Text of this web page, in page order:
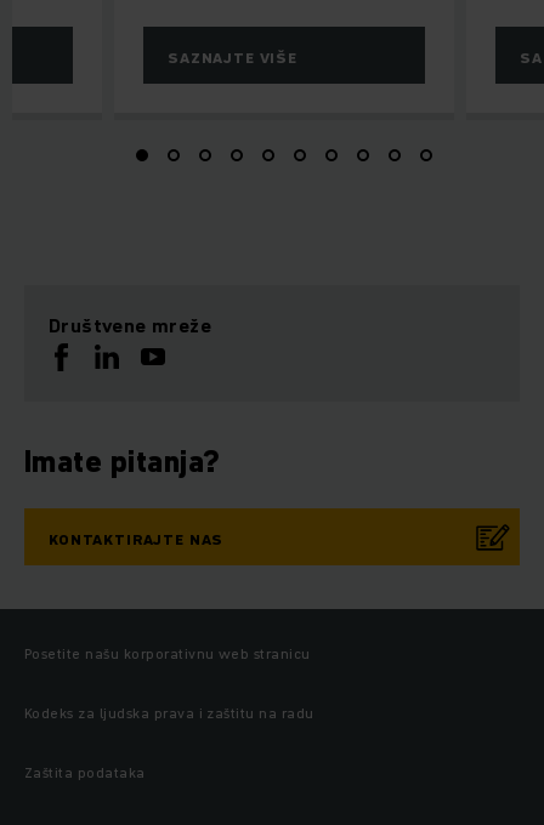
SAZNAJTE VIŠE
Društvene mreže
Imate pitanja?
KONTAKTIRAJTE NAS
Posetite našu korporativnu web stranicu
Kodeks za ljudska prava i zaštitu na radu
Zaštita podataka